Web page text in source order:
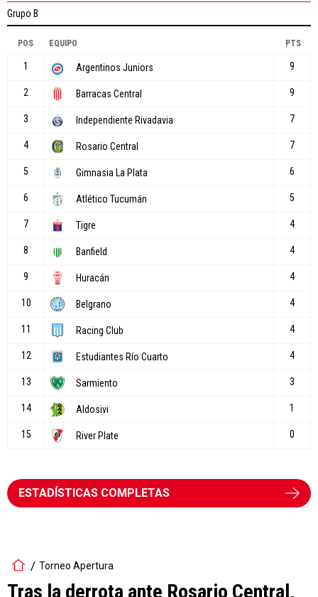
ESTADÍSTICAS COMPLETAS
Torneo Apertura
Tras la derrota ante Rosario Central,